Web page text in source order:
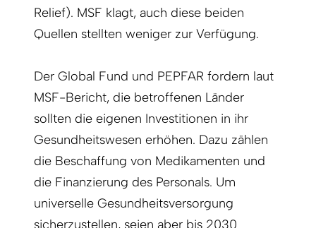
Relief). MSF klagt, auch diese beiden
Quellen stellten weniger zur Verfügung.
Der Global Fund und PEPFAR fordern laut
MSF-Bericht, die betroffenen Länder
sollten die eigenen Investitionen in ihr
Gesundheitswesen erhöhen. Dazu zählen
die Beschaffung von Medikamenten und
die Finanzierung des Personals. Um
universelle Gesundheitsversorgung
sicherzustellen, seien aber bis 2030